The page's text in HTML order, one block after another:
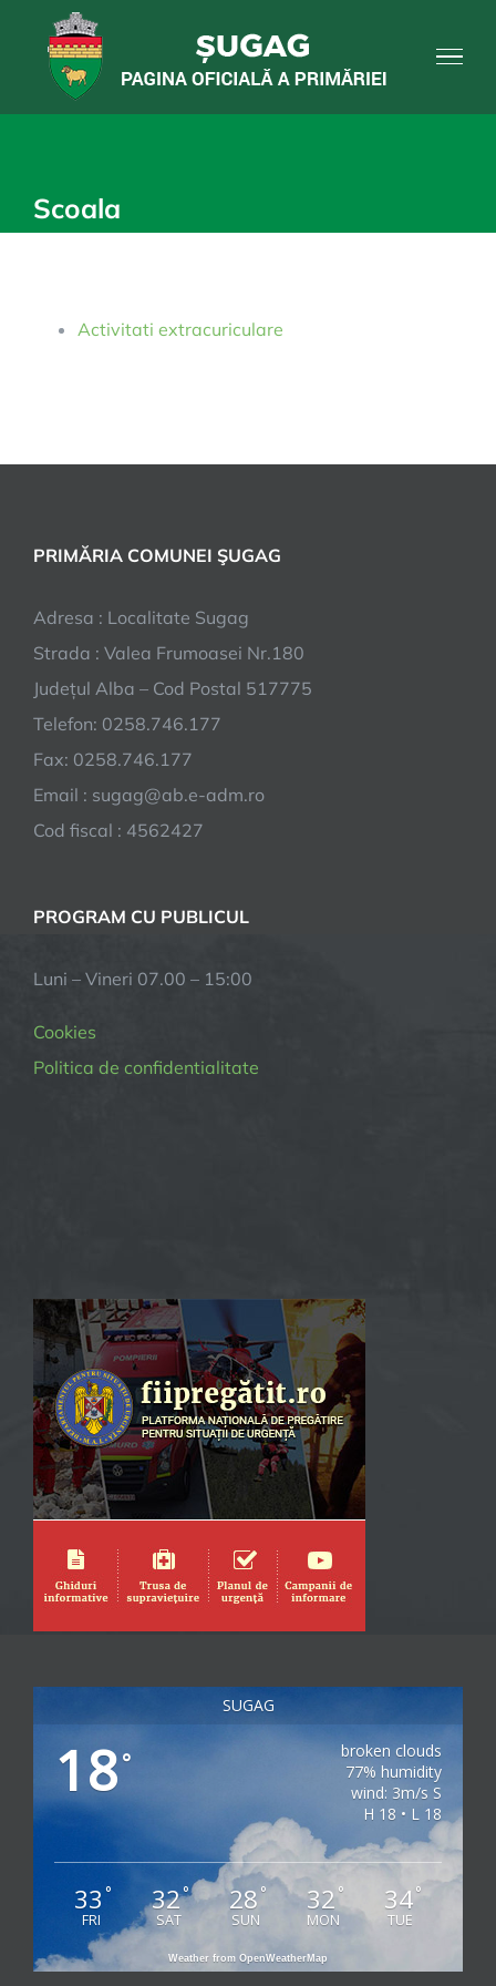
content
Scoala
Activitati extracuriculare
PRIMĂRIA COMUNEI ŞUGAG
Adresa : Localitate Sugag
Strada : Valea Frumoasei Nr.180
Județul Alba – Cod Postal 517775
Telefon: 0258.746.177
Fax: 0258.746.177
Email : sugag@ab.e-adm.ro
Cod fiscal : 4562427
PROGRAM CU PUBLICUL
Luni – Vineri 07.00 – 15:00
Cookies
Politica de confidentialitate
SUGAG
18°
broken clouds
77% humidity
wind: 3m/s S
H 18 • L 18
33 °
FRI
32°
SAT
28°
SUN
32 °
MON
34°
TUE
Weather from OpenWeatherMap